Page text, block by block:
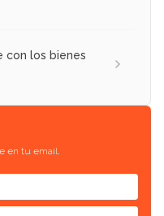
con los bienes
en tu email.